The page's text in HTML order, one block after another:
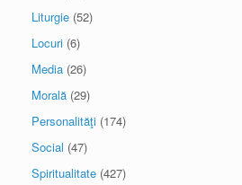
Liturgie (52)
Locuri (6)
Media (26)
Morală (29)
Personalităţi (174)
Social (47)
Spiritualitate (427)